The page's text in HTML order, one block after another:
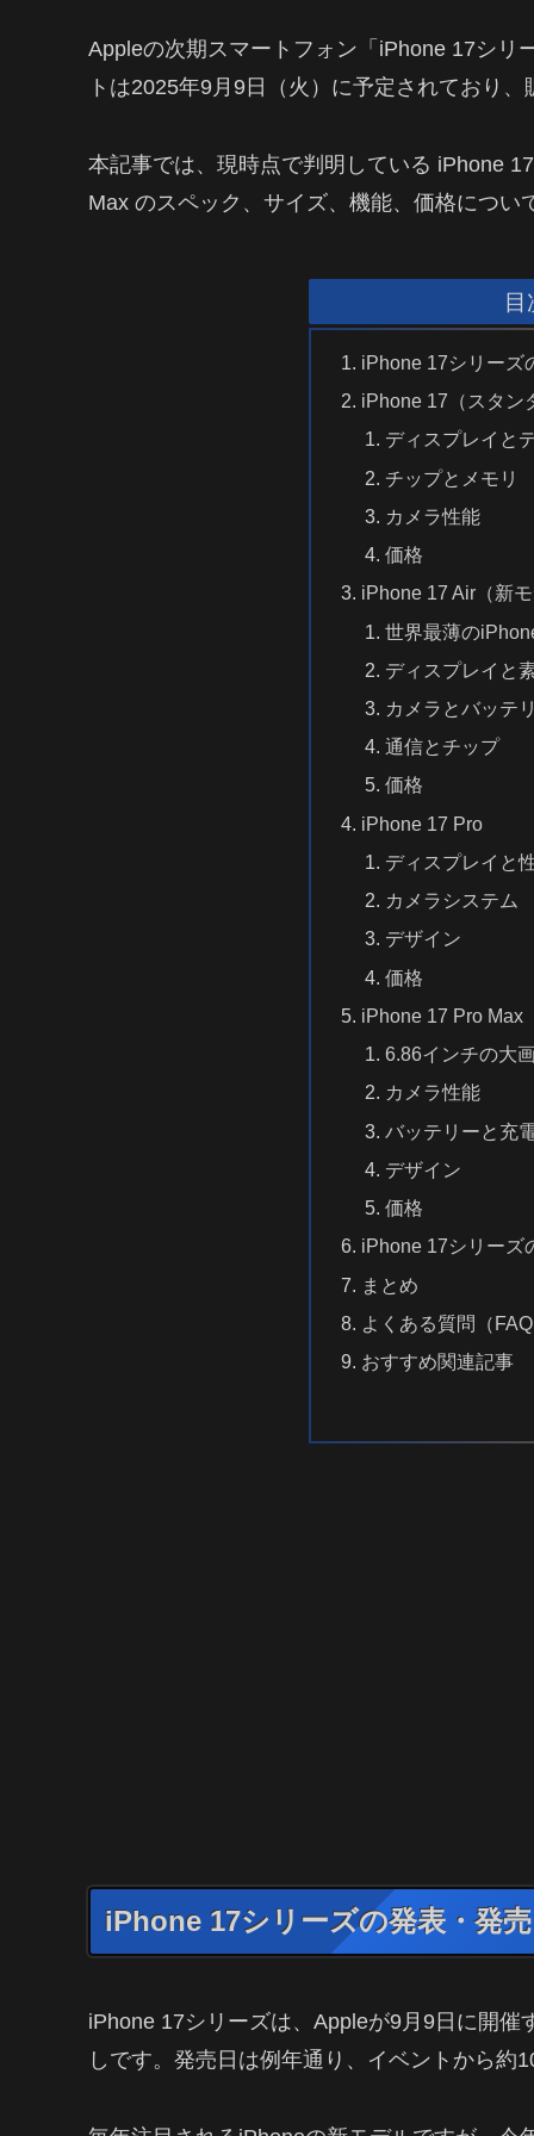
Appleの次期スマートフォン「iPhone 17シリ
トは2025年9月9日（火）に予定されており
本記事では、現時点で判明している iPhone
Max のスペック、サイズ、機能、価格につい
目
iPhone 17シリーズ
iPhone 17（スタン
ディスプレイと
チップとメモリ
カメラ性能
価格
iPhone 17 Air（新モ
世界最薄の
ディスプレイと
カメラとバッテ
通信とチップ
価格
iPhone 17 Pro
ディスプレイと
カメラシステム
デザイン
価格
iPhone 17 Pro Max
6.86インチの大
カメラ性能
バッテリーと充
デザイン
価格
iPhone 17シリーズ
まとめ
よくある質問（FAQ
おすすめ関連記事
iPhone 17シリーズの発表・発売
iPhone 17シリーズは、Appleが9月9日に開
しです。発売日は例年通り、イベントから約